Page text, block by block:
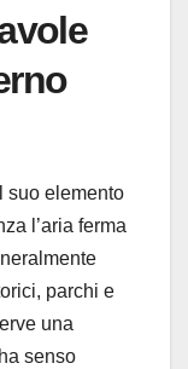
suo elemento
l’aria ferma
parchi e
una
senso